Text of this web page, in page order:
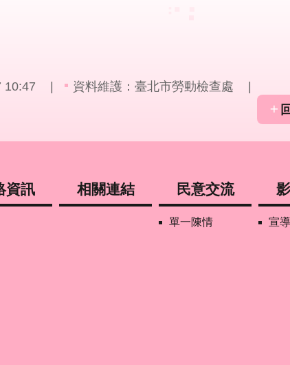
10:47
資料維護：臺北市勞動檢查處
資訊 相關連結 民意交流
單一陳情 宣